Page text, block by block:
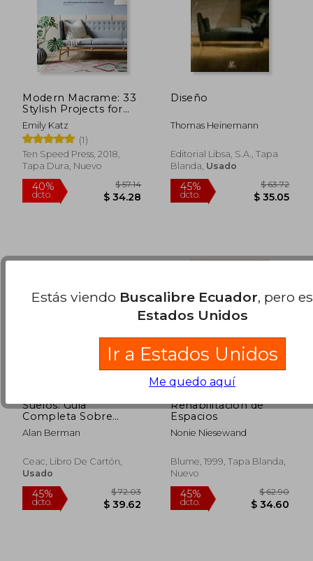
45%
dcto. $ 58.25 dcto.
45%
dcto. $ 31.85
40%
dcto. $
Modern Macrame: 33
Stylish Projects for
Your Handmade
Home (en Inglés)
Emily Katz
(1)
Ten Speed Press, 2018,
Tapa Dura, Nuevo
Diseño
Thomas Heinemann
Editorial Libsa, S.a., Tapa
Blanda, Usado
Suelos: Guia
Completa Sobre
Materiales, Tecnicas y
Diseños Para d Ecorar
Alan Berman
Ceac, Libro De Cartón,
Usado
Rehabilitacion de
Espacios
Nonie Niesewand
Blume, 1999, Tapa Blanda,
Nuevo
Estás viendo Buscalibre Ecuador, pero
Estados Unidos
Ir a Estados Unidos
Me quedo aquí